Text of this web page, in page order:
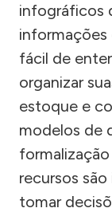
infográficos
informações
fácil de
organizar
estoque e
modelos de
recursos
tomar